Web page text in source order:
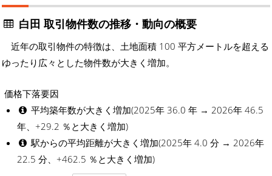
白田 取引物件数の推移・動向の概要
近年の取引物件の特徴は、土地面積 100 平方メートルを超える
ゆったり広々とした物件数が大きく増加。
価格下落要因
平均築年数が大きく増加(2025年 36.0 年 → 2026年 46.5
年、+29.2 ％と大きく増加)
駅からの平均距離が大きく増加(2025年 4.0 分 → 2026年
22.5 分、+462.5 ％と大きく増加)